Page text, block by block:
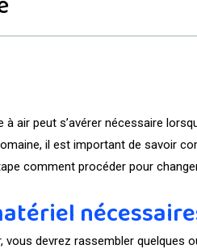
à air peut s’avérer nécessaire
il est important de savoir
comment procéder pour
vous devrez rassembler quelques